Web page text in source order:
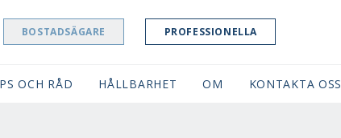
BOSTADSÄGARE PROFESSIONELLA
OCH RÅD HÅLLBARHET OM KONTAKTA OSS